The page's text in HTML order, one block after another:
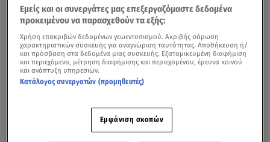
Δείτε στο βίντεο όσα είπαν Εβελίνα και Μαριάννα στο Star.gr μετά τον
Εμείς και οι συνεργάτες μας επεξεργαζόμαστε δεδομένα
προκειμένου να παρασχεθούν τα εξής:
Χρήση επακριβών δεδομένων γεωεντοπισμού. Ακριβής σάρωση
χαρακτηριστικών συσκευής για αναγνώριση ταυτότητας. Αποθήκευση ή/
και πρόσβαση στα δεδομένα μιας συσκευής. Εξατομικευμένη διαφήμιση
και περιεχόμενο, μέτρηση διαφήμισης και περιεχομένου, έρευνα κοινού
και ανάπτυξη υπηρεσιών.
Κατάλογος συνεργατών (προμηθευτές)
Εμφάνιση σκοπών